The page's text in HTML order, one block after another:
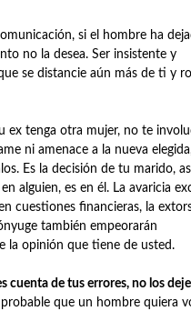
si el hombre ha
no la desea. Ser insistente y
se distancie aún más de ti y
ex tenga otra mujer, no te
ni amenace a la nueva
Es la decisión de tu marido,
alguien, es en él. La avaricia
cuestiones financieras, la
también empeorarán
la opinión que tiene de usted.
cuenta de tus errores, no los
que un hombre quiera